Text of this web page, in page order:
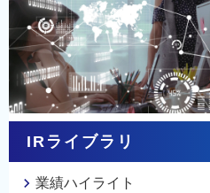
IRライブラリ
業績ハイライト